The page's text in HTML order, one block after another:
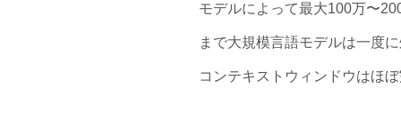
モデルによって最大100万〜
まで大規模言語モデルは一度
コンテキストウィンドウはほ